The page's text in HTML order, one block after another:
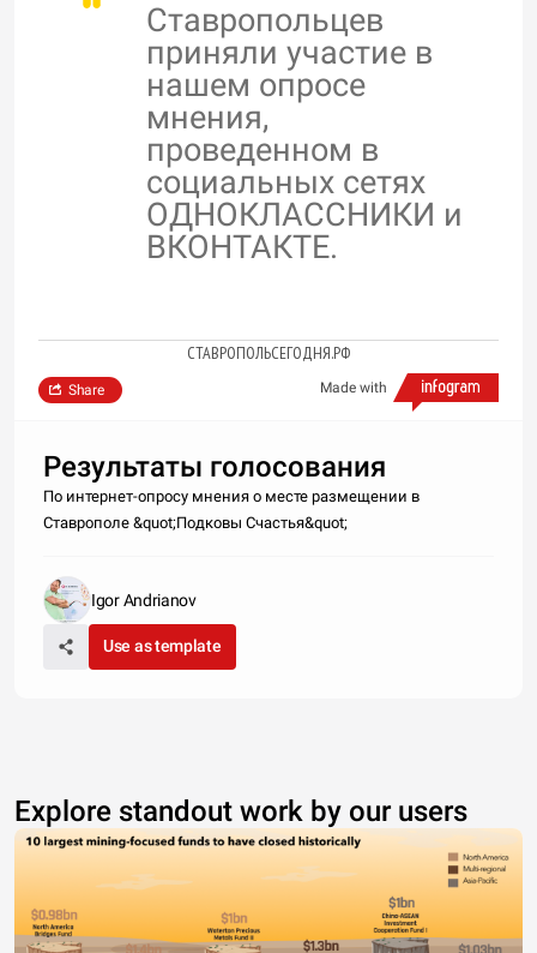
Ставропольцев
приняли участие в
нашем опросе
мнения,
проведенном в
социальных сетях
ОДНОКЛАССНИКИ и
ВКОНТАКТЕ.
СТАВРОПОЛЬСЕГОДНЯ.РФ
Made with
Share
Результаты голосования
По интернет-опросу мнения о месте размещении в
Ставрополе &quot;Подковы Счастья&quot;
Igor Andrianov
Use as template
Explore standout work by our users